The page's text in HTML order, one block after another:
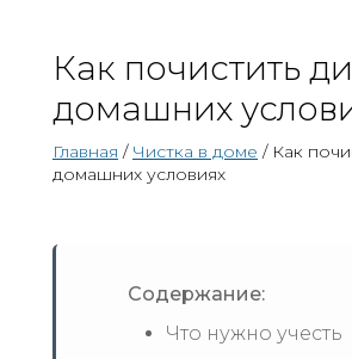
Как почистить
домашних
Главная / Чистка в доме / Как
домашних условиях
Содержание:
Что нужно учесть